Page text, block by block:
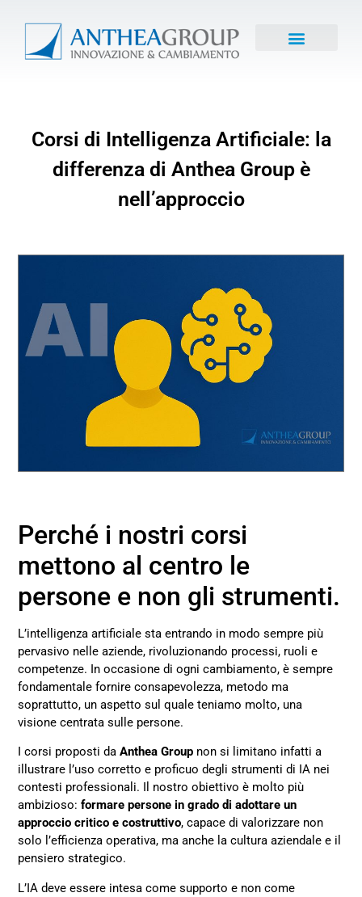
Corsi di Intelligenza Artificiale: la
differenza di Anthea Group è
nell’approccio
Perché i nostri corsi
mettono al centro le
persone e non gli strumenti.
L’intelligenza artificiale sta entrando in modo sempre più
pervasivo nelle aziende, rivoluzionando processi, ruoli e
competenze. In occasione di ogni cambiamento, è sempre
fondamentale fornire consapevolezza, metodo ma
soprattutto, un aspetto sul quale teniamo molto, una
visione centrata sulle persone.
I corsi proposti daAnthea Group non si limitano infatti a
illustrare l’uso corretto e proficuo degli strumenti di IA nei
contesti professionali. Il nostro obiettivo è molto più
ambizioso:formare persone in grado di adottare un
approccio critico e costruttivo, capace di valorizzare non
solo l’efficienza operativa, ma anche la cultura aziendale e il
pensiero strategico.
L’IA deve essere intesa come supporto e non come